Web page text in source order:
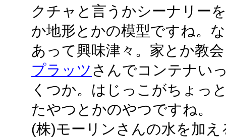
クチャと言うかシーナリー
か地形とかの模型ですね。
あって興味津々。家とか教
プラッツ さんでコンテナい
くつか。はじっこがちょっ
たやつとかのやつですね。
(株)モーリンさんの水を加